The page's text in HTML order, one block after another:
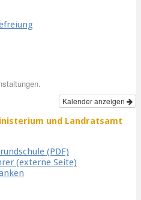
Kalender anzeigen
und Landratsamt
(PDF)
(externe Seite)